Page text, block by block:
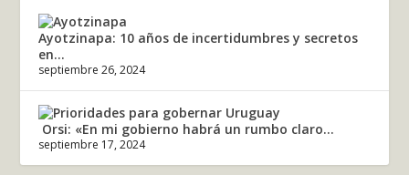
Ayotzinapa: 10 años de incertidumbres y secretos
en...
septiembre 26, 2024
Orsi: «En mi gobierno habrá un rumbo claro...
septiembre 17, 2024